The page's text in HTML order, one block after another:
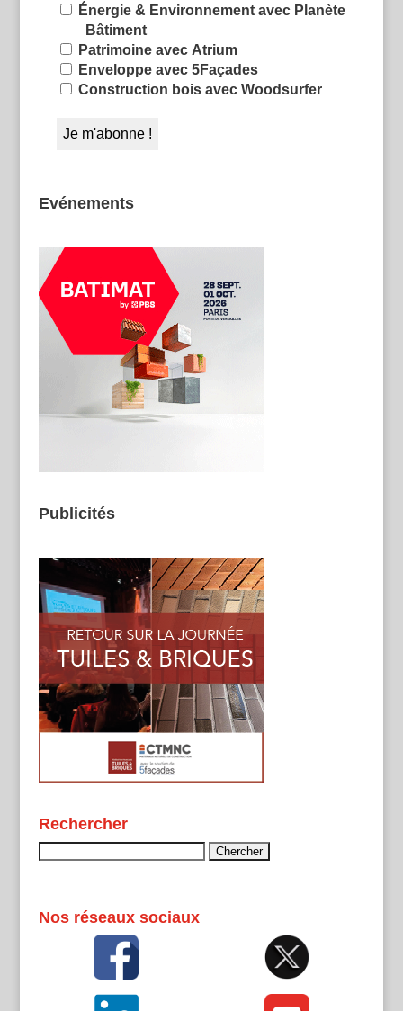
Énergie & Environnement avec Planète
Bâtiment
Patrimoine avec Atrium
Enveloppe avec 5Façades
Construction bois avec Woodsurfer
Evénements
Publicités
Rechercher
Nos réseaux sociaux